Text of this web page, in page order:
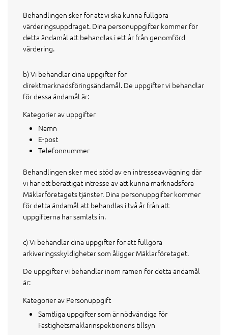
Behandlingen sker för att vi ska kunna fullgöra
värderingsuppdraget. Dina personuppgifter kommer för
detta ändamål att behandlas i ett år från genomförd
värdering.
b) Vi behandlar dina uppgifter för
direktmarknadsföringsändamål. De uppgifter vi behandlar
för dessa ändamål är:
Kategorier av uppgifter
Namn
E-post
Telefonnummer
Behandlingen sker med stöd av en intresseavvägning där
vi har ett berättigat intresse av att kunna marknadsföra
Mäklarföretagets tjänster. Dina personuppgifter kommer
för detta ändamål att behandlas i två år från att
uppgifterna har samlats in.
c) Vi behandlar dina uppgifter för att fullgöra
arkiveringsskyldigheter som åligger Mäklarföretaget.
De uppgifter vi behandlar inom ramen för detta ändamål
är:
Kategorier av Personuppgift
Samtliga uppgifter som är nödvändiga för
Fastighetsmäklarinspektionens tillsyn